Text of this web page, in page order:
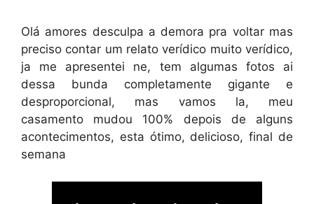
Olá amores desculpa a demora pra voltar mas
preciso contar um relato verídico muito verídico,
ja me apresentei ne, tem algumas fotos ai
dessa bunda completamente gigante e
desproporcional, mas vamos la, meu
casamento mudou 100% depois de alguns
acontecimentos, esta ótimo, delicioso, final de
semana